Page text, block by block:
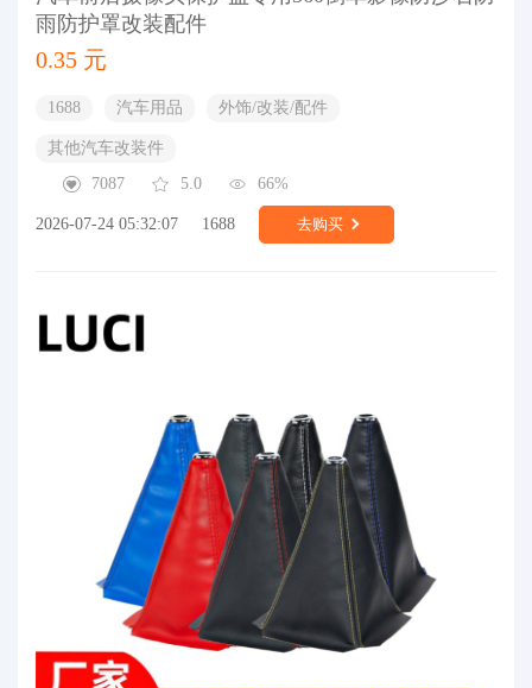
雨防护罩改装配件
0.35 元
1688 汽车用品 外饰/改装/配件
其他汽车改装件
7087
5.0 66%
2026-07-24 05:32:07 1688 去购买